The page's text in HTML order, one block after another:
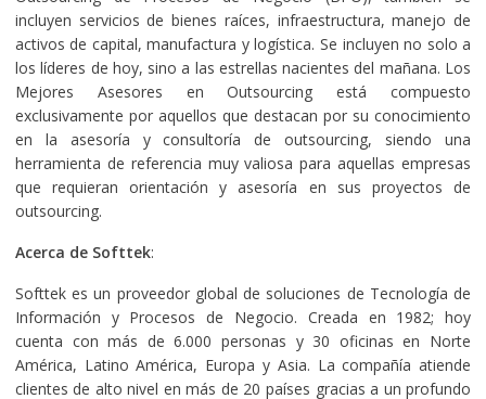
incluyen servicios de bienes raíces, infraestructura, manejo de
activos de capital, manufactura y logística. Se incluyen no solo a
los líderes de hoy, sino a las estrellas nacientes del mañana. Los
Mejores Asesores en Outsourcing está compuesto
exclusivamente por aquellos que destacan por su conocimiento
en la asesoría y consultoría de outsourcing, siendo una
herramienta de referencia muy valiosa para aquellas empresas
que requieran orientación y asesoría en sus proyectos de
outsourcing.
Acerca de Softtek:
Softtek es un proveedor global de soluciones de Tecnología de
Información y Procesos de Negocio. Creada en 1982; hoy
cuenta con más de 6.000 personas y 30 oficinas en Norte
América, Latino América, Europa y Asia. La compañía atiende
clientes de alto nivel en más de 20 países gracias a un profundo